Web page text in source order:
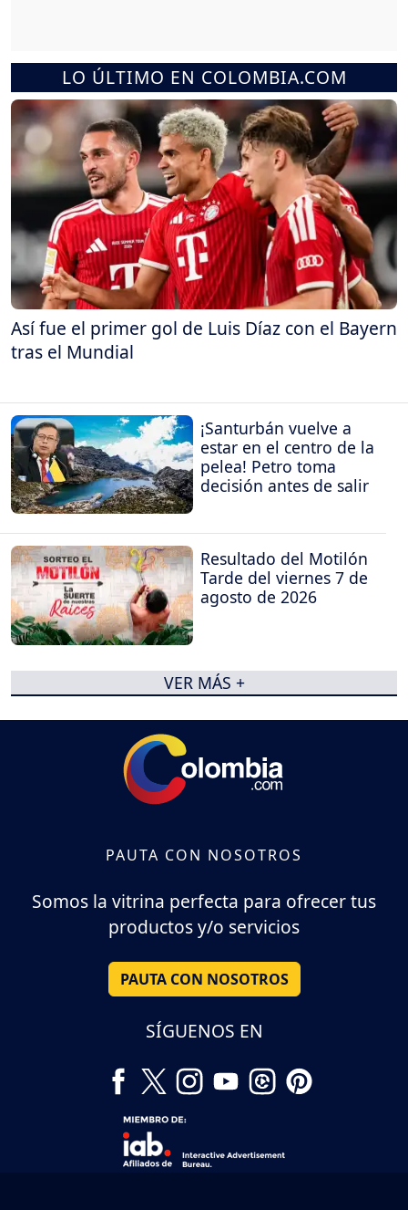
LO ÚLTIMO EN COLOMBIA.COM
Así fue el primer gol de Luis Díaz con el Bayern
tras el Mundial
¡Santurbán vuelve a
estar en el centro de la
pelea! Petro toma
decisión antes de salir
Resultado del Motilón
Tarde del viernes 7 de
agosto de 2026
VER MÁS +
PAUTA CON NOSOTROS
Somos la vitrina perfecta para ofrecer tus
productos y/o servicios
PAUTA CON NOSOTROS
SÍGUENOS EN